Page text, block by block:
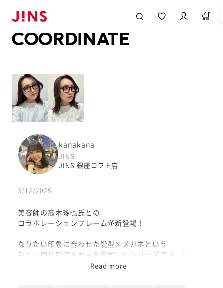
0
COORDINATE
kanakana
JINS
JINS 銀座ロフト店
3/12/2025
美容師の高木琢也氏との
コラボレーションフレームが新登場！
なりたい印象に合わせた髪型×メガネという
新しい切り口でメガネを提案したシリーズです。
Read more